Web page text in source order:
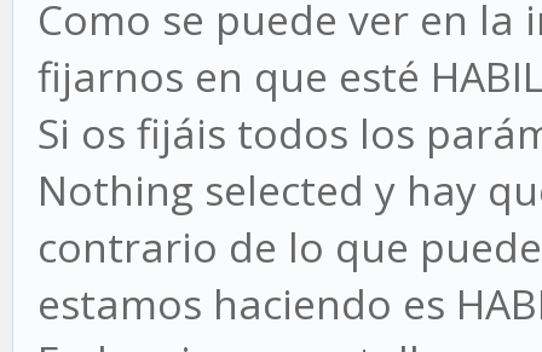
Como se puede ver en
fijarnos en que esté
Si os fijáis todos los
Nothing selected y hay
contrario de lo que
estamos haciendo es